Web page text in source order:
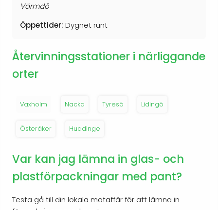
Värmdö
Öppettider: Dygnet runt
Återvinningsstationer i närliggande
orter
Vaxholm Nacka Tyresö Lidingö
Österåker Huddinge
Var kan jag lämna in glas- och
plastförpackningar med pant?
Testa gå till din lokala mataffär för att lämna in